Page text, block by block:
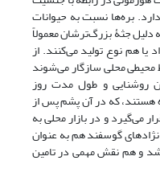
بره‌ها نسبت به حیوانات
‌دلیل جثۀ بزرگ‌ترشان معمولاً
هم نوع تولید می‌کنند. از
محیطی محلی سازگار می‌شوند
روشنایی و طول مدت روز
هستند، که در آن پشم پس از
می‌گیرد و در بازار محلی به
گوسفند هم به ‌عنوان
و هم نقش مهمی در تامین